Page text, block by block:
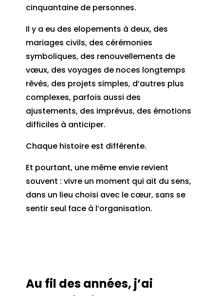
cinquantaine de personnes.
Il y a eu des elopements à deux, des
mariages civils, des cérémonies
symboliques, des renouvellements de
vœux, des voyages de noces longtemps
rêvés, des projets simples, d’autres plus
complexes, parfois aussi des
ajustements, des imprévus, des émotions
difficiles à anticiper.
Chaque histoire est différente.
Et pourtant, une même envie revient
souvent : vivre un moment qui ait du sens,
dans un lieu choisi avec le cœur, sans se
sentir seul face à l’organisation.
Au fil des années, j’ai